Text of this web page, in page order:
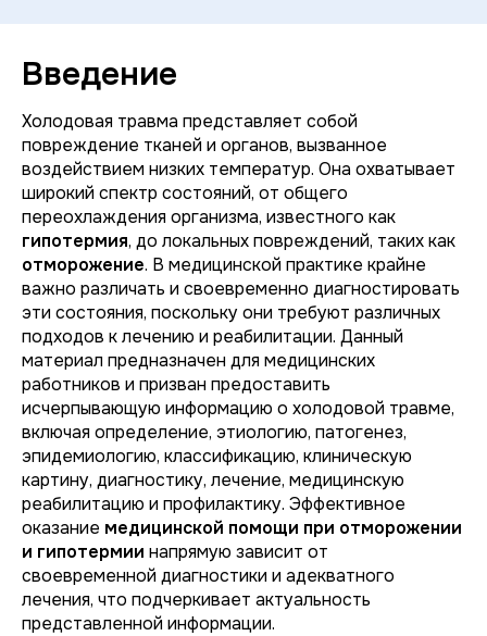
Введение
Холодовая травма представляет собой
повреждение тканей и органов, вызванное
воздействием низких температур. Она охватывает
широкий спектр состояний, от общего
переохлаждения организма, известного как
гипотермия, до локальных повреждений, таких как
отморожение. В медицинской практике крайне
важно различать и своевременно диагностировать
эти состояния, поскольку они требуют различных
подходов к лечению и реабилитации. Данный
материал предназначен для медицинских
работников и призван предоставить
исчерпывающую информацию о холодовой травме,
включая определение, этиологию, патогенез,
эпидемиологию, классификацию, клиническую
картину, диагностику, лечение, медицинскую
реабилитацию и профилактику. Эффективное
оказание медицинской помощи при отморожении
и гипотермии напрямую зависит от
своевременной диагностики и адекватного
лечения, что подчеркивает актуальность
представленной информации.